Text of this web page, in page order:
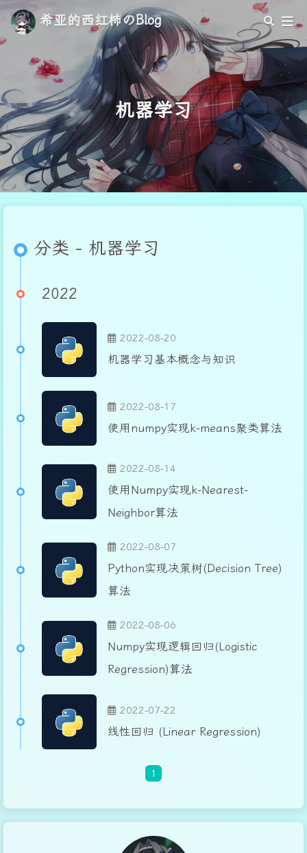
希亚的西红柿のBlog
机器学习
分类 - 机器学习
2022
2022-08-20
机器学习基本概念与知识
2022-08-17
使用numpy实现k-means聚类算法
2022-08-14
使用Numpy实现k-Nearest-
Neighbor算法
2022-08-07
Python实现决策树(Decision Tree)
算法
2022-08-06
Numpy实现逻辑回归(Logistic
Regression)算法
2022-07-22
线性回归 (Linear Regression)
1